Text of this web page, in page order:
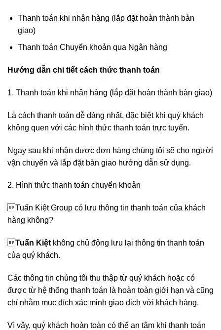
Thanh toán khi nhận hàng (lắp đặt hoàn thành bàn
giao)
Thanh toán Chuyển khoản qua Ngân hàng
Hướng dẫn chi tiết cách thức thanh toán
1. Thanh toán khi nhận hàng (lắp đặt hoàn thành bàn giao)
Là cách thanh toán dễ dàng nhất, đặc biệt khi quý khách
không quen với các hình thức thanh toán trực tuyến.
Ngay sau khi nhận được đơn hàng chúng tôi sẽ cho người
vận chuyển và lắp đặt bàn giao hướng dẫn sử dụng.
2. Hình thức thanh toán chuyển khoản
Tuấn Kiệt Group có lưu thông tin thanh toán của khách
hàng không?
Tuấn Kiệt không chủ động lưu lại thông tin thanh toán
của quý khách.
Các thông tin chúng tôi thu thập từ quý khách hoặc có
được từ hệ thống thanh toán là hoàn toàn giới hạn và cũng
chỉ nhằm mục đích xác minh giao dịch với khách hàng.
Vì vậy, quý khách hoàn toàn có thể an tâm khi thanh toán